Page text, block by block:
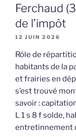
Ferchaud
de l’impôt
12 JUIN 2026
Rôle de
habitants de la
et frairies en
s’est trouvé
savoir :
L 1 s 8 f solde,
entretinnement